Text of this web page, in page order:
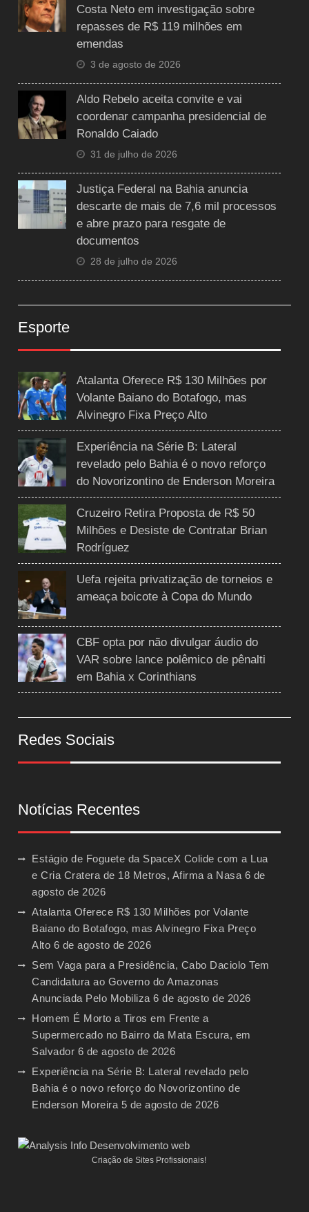
Costa Neto em investigação sobre
repasses de R$ 119 milhões em
emendas
3 de agosto de 2026
Aldo Rebelo aceita convite e vai
coordenar campanha presidencial de
Ronaldo Caiado
31 de julho de 2026
Justiça Federal na Bahia anuncia
descarte de mais de 7,6 mil processos
e abre prazo para resgate de
documentos
28 de julho de 2026
Esporte
Atalanta Oferece R$ 130 Milhões por
Volante Baiano do Botafogo, mas
Alvinegro Fixa Preço Alto
Experiência na Série B: Lateral
revelado pelo Bahia é o novo reforço
do Novorizontino de Enderson Moreira
Cruzeiro Retira Proposta de R$ 50
Milhões e Desiste de Contratar Brian
Rodríguez
Uefa rejeita privatização de torneios e
ameaça boicote à Copa do Mundo
CBF opta por não divulgar áudio do
VAR sobre lance polêmico de pênalti
em Bahia x Corinthians
Redes Sociais
Notícias Recentes
Estágio de Foguete da SpaceX Colide com a Lua
e Cria Cratera de 18 Metros, Afirma a Nasa 6 de
agosto de 2026
Atalanta Oferece R$ 130 Milhões por Volante
Baiano do Botafogo, mas Alvinegro Fixa Preço
Alto 6 de agosto de 2026
Sem Vaga para a Presidência, Cabo Daciolo Tem
Candidatura ao Governo do Amazonas
Anunciada Pelo Mobiliza 6 de agosto de 2026
Homem É Morto a Tiros em Frente a
Supermercado no Bairro da Mata Escura, em
Salvador 6 de agosto de 2026
Experiência na Série B: Lateral revelado pelo
Bahia é o novo reforço do Novorizontino de
Enderson Moreira 5 de agosto de 2026
Criação de Sites Profissionais!